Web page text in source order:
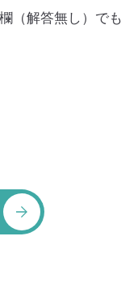
（解答無し）で